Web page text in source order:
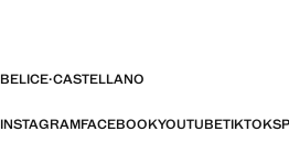
BELICE·CASTELLANO
INSTAGRAMFACEBOOKYOUTUBETIKTOK